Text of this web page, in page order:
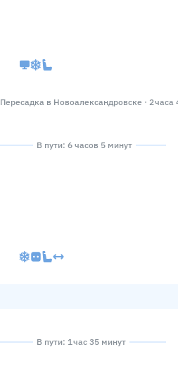
Пересадка в Новоалександровске · 2 часа
В пути: 6 часов 5 минут
В пути: 1 час 35 минут